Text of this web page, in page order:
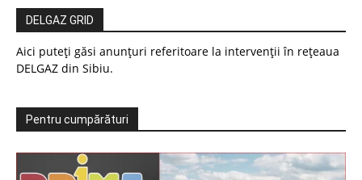
DELGAZ GRID
Aici puteți găsi anunțuri referitoare la intervenții în rețeaua
DELGAZ din Sibiu.
Pentru cumpărături